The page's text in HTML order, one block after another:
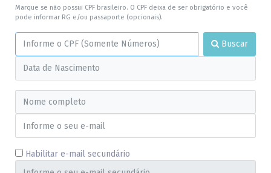
Marque se não possui CPF brasileiro. O CPF deixa de ser obrigatório e você
pode informar RG e/ou passaporte (opcionais).
Buscar
Habilitar e-mail secundário